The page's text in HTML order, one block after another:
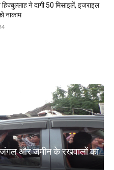
ने दागी 50 मिसाइलें, इजराइल
नाकाम
और जमीन के रखवालों का